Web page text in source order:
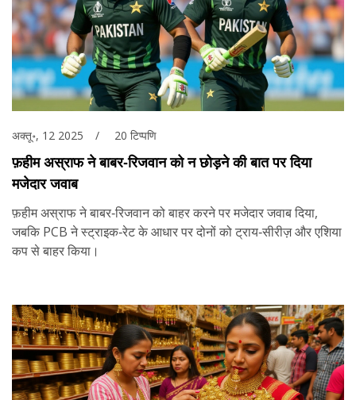
अक्तू॰, 12 2025 20 टिप्पणि
फ़हीम अस्राफ ने बाबर‑रिजवान को न छोड़ने की बात पर दिया
मजेदार जवाब
फ़हीम अस्राफ ने बाबर‑रिजवान को बाहर करने पर मजेदार जवाब दिया,
जबकि PCB ने स्ट्राइक‑रेट के आधार पर दोनों को ट्राय‑सीरीज़ और एशिया
कप से बाहर किया।